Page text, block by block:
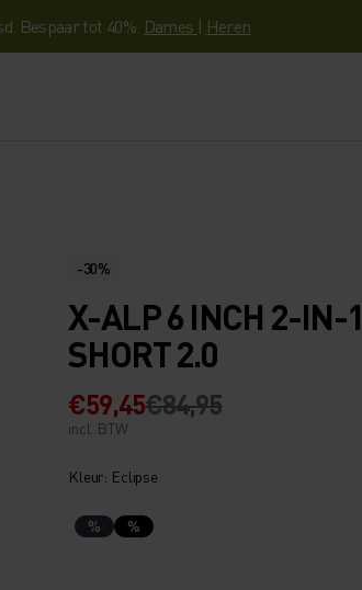
Bespaar tot 40%. Dames | Heren
-30%
X-ALP 6 INCH 2-IN-
SHORT 2.0
€59,45€84,95
incl. BTW
Kleur: Eclipse
% %